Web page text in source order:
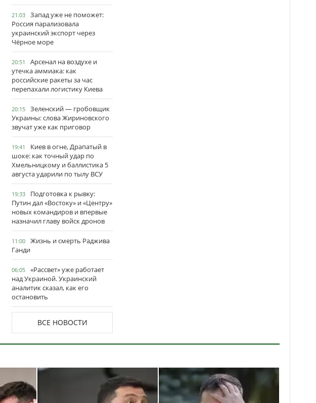
21:03
Запад уже не поможет:
Россия парализовала
украинский экспорт через
Чёрное море
20:51
Арсенал на воздухе и
утечка аммиака: как
российские ракеты за час
перепахали логистику Киева
20:15
Зеленский — гробовщик
Украины: слова Жириновского
звучат уже как приговор
19:41
Киев в огне, Драпатый в
шоке: как точный удар по
Хмельницкому и баллистика 5
августа ударили по тылу ВСУ
19:33
Подготовка к рывку:
Путин дал «Востоку» и «Центру»
новых командиров и впервые
назначил главу войск дронов
11:00
Жизнь и смерть Раджива
Ганди
06:05
«Рассвет» уже работает
над Украиной. Украинский
аналитик сказал, как его
остановить
ВСЕ НОВОСТИ